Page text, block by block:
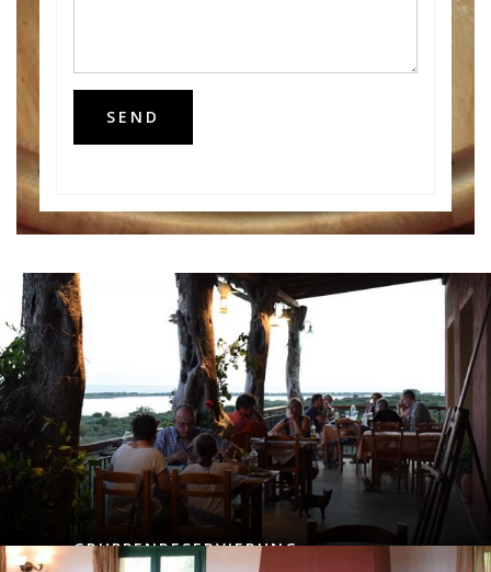
GRUPPENRESERVIERUNG